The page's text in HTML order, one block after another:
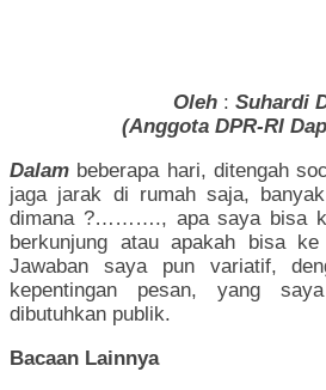
Oleh: Suhardi
(Anggota DPR-RI
Dalam beberapa hari, ditengah
jaga jarak di rumah saja,
dimana ?………., apa saya bisa
berkunjung atau apakah bisa
Jawaban saya pun variatif,
kepentingan pesan, yang
dibutuhkan publik.
Bacaan Lainnya